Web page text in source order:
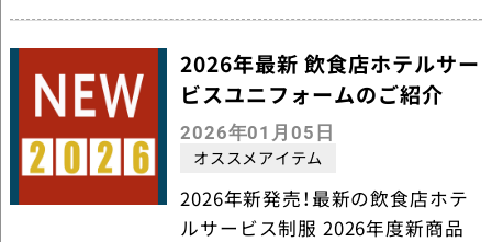
2026年最新 飲食店ホテルサー
ビスユニフォームのご紹介
2026年01月05日
オススメアイテム
2026年新発売！最新の飲食店ホテ
ルサービス制服 2026年度新商品